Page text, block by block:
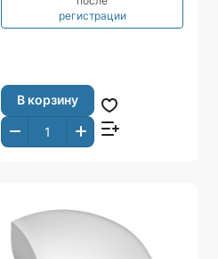
регистрации
В корзину